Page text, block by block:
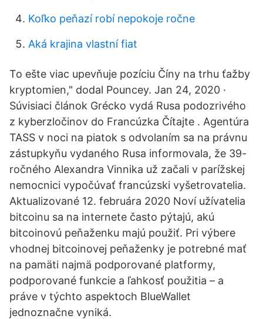
Koľko peňazí robí nepokoje ročne
Aká krajina vlastní fiat
To ešte viac upevňuje pozíciu Číny na trhu ťažby
kryptomien," dodal Pouncey. Jan 24, 2020 ·
Súvisiaci článok Grécko vydá Rusa podozrivého
z kyberzločinov do Francúzka Čítajte . Agentúra
TASS v noci na piatok s odvolaním sa na právnu
zástupkyňu vydaného Rusa informovala, že 39-
ročného Alexandra Vinnika už začali v parížskej
nemocnici vypočúvať francúzski vyšetrovatelia.
Aktualizované 12. februára 2020 Noví užívatelia
bitcoinu sa na internete často pýtajú, akú
bitcoinovú peňaženku majú použiť. Pri výbere
vhodnej bitcoinovej peňaženky je potrebné mať
na pamäti najmä podporované platformy,
podporované funkcie a ľahkosť použitia – a
práve v týchto aspektoch BlueWallet
jednoznačne vyniká.